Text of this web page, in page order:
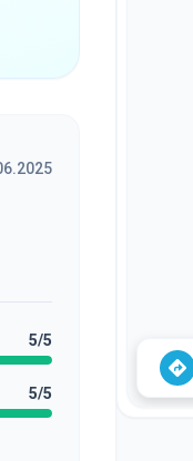
5/5
5/5